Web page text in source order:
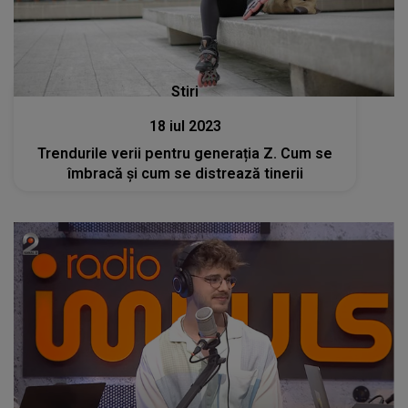
Stiri
18 iul 2023
Trendurile verii pentru generația Z. Cum se
îmbracă și cum se distrează tinerii